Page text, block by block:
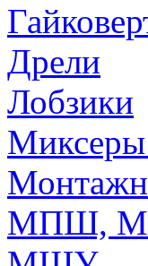
Дрели
Лобзики
Миксеры
МПШ,